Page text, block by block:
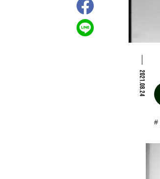
2021.08.24